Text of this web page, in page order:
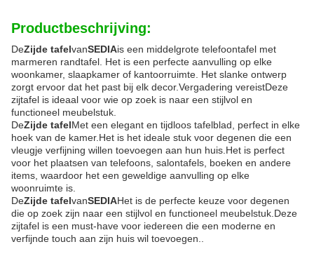
Productbeschrijving:
DeZijde tafelvanSEDIAis een middelgrote telefoontafel met
marmeren randtafel. Het is een perfecte aanvulling op elke
woonkamer, slaapkamer of kantoorruimte. Het slanke ontwerp
zorgt ervoor dat het past bij elk decor.Vergadering vereistDeze
zijtafel is ideaal voor wie op zoek is naar een stijlvol en
functioneel meubelstuk.
DeZijde tafelMet een elegant en tijdloos tafelblad, perfect in elke
hoek van de kamer.Het is het ideale stuk voor degenen die een
vleugje verfijning willen toevoegen aan hun huis.Het is perfect
voor het plaatsen van telefoons, salontafels, boeken en andere
items, waardoor het een geweldige aanvulling op elke
woonruimte is.
DeZijde tafelvanSEDIAHet is de perfecte keuze voor degenen
die op zoek zijn naar een stijlvol en functioneel meubelstuk.Deze
zijtafel is een must-have voor iedereen die een moderne en
verfijnde touch aan zijn huis wil toevoegen..